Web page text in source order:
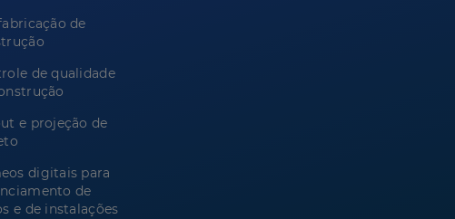
de
de qualidade
e projeção de
digitais para
de
e de instalações